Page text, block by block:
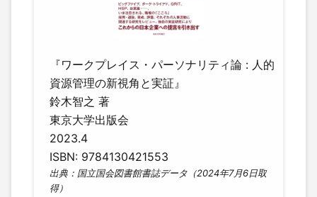
『ワークプレイス・パーソナリティ論 : 人的
資源管理の新視角と実証』
鈴木智之 著
東京大学出版会
2023.4
ISBN: 9784130421553
出典：国立国会図書館書誌データ（2024年7月6日取
得）